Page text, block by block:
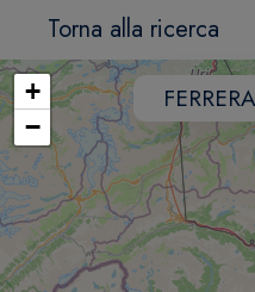
Torna alla ricerca
+
−